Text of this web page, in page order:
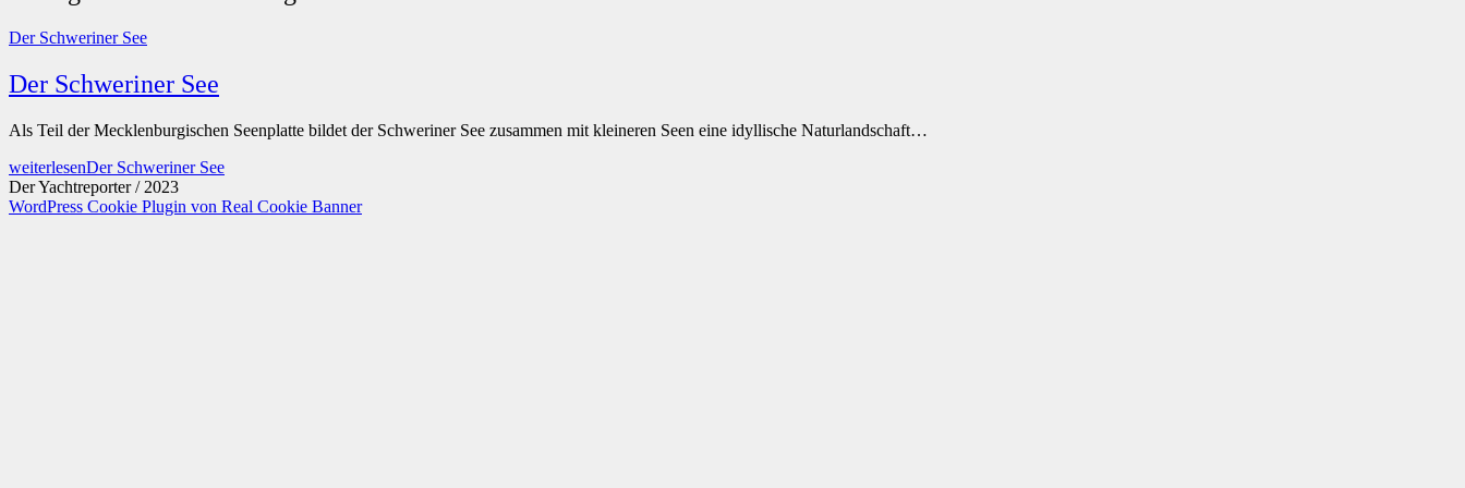
Der Schweriner See
Der Schweriner See
Als Teil der Mecklenburgischen Seenplatte bildet der Schweriner See zusammen mit kleineren Seen eine idyllische Naturlandschaft…
weiterlesenDer Schweriner See
Der Yachtreporter / 2023
WordPress Cookie Plugin von Real Cookie Banner